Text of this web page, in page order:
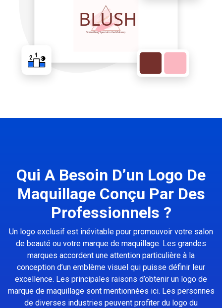
Qui A Besoin D’un Logo De
Maquillage Conçu Par Des
Professionnels ?
Un logo exclusif est inévitable pour promouvoir votre salon
de beauté ou votre marque de maquillage. Les grandes
marques accordent une attention particulière à la
conception d’un emblème visuel qui puisse définir leur
excellence. Les principales raisons d’obtenir un logo de
marque de maquillage sont mentionnées ici. Les personnes
de diverses industries peuvent profiter du logo du